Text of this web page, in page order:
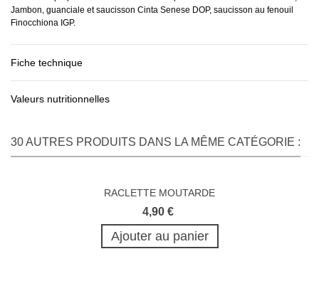
Jambon, guanciale et saucisson Cinta Senese DOP, saucisson au fenouil
Finocchiona IGP.
Fiche technique
Valeurs nutritionnelles
30 AUTRES PRODUITS DANS LA MÊME CATÉGORIE :
RACLETTE MOUTARDE
4,90 €
Ajouter au panier